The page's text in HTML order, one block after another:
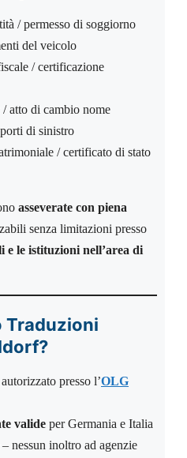
/ permesso di soggiorno
del veicolo
/ certificazione
atto di cambio nome
di sinistro
/ certificato di stato
asseverate con piena
senza limitazioni presso
le istituzioni nell’area di
Traduzioni
presso l’OLG
valide per Germania e Italia
– nessun inoltro ad agenzie